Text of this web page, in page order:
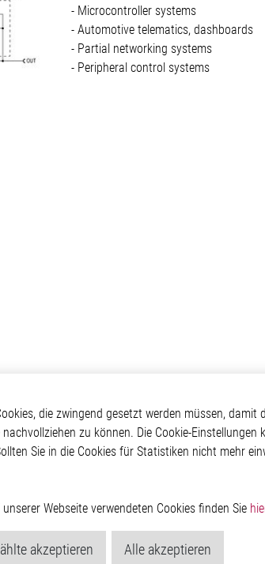
- Microcontroller systems
- Automotive telematics, dashboards
- Partial networking systems
- Peripheral control systems
& Safety
& Convenience
Über Elmos
Unternehmen
Investor
die zwingend gesetzt werden müssen,
zu können. Die Cookie-
Sie in die Cookies für Statistiken nicht mehr
Webseite verwendeten Cookies finden Sie
akzeptieren Alle akzeptieren